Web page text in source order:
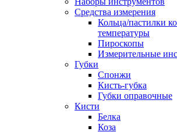
Средства измерения
Кольца/пастилки
температуры
Пироскопы
Измерительные
Губки
Спонжи
Кисть-губка
Губки оправочные
Кисти
Белка
Коза